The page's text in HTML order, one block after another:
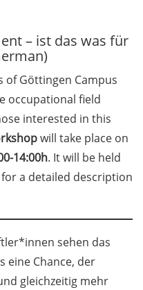
– ist das was für
of Göttingen Campus
occupational field
interested in this
will take place on
14:00h. It will be held
a detailed description
sehen das
eine Chance, der
gleichzeitig mehr